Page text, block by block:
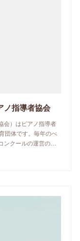
ノ指導者協会
会）はピアノ指導者
団体です。毎年のべ
ンクールの運営の…